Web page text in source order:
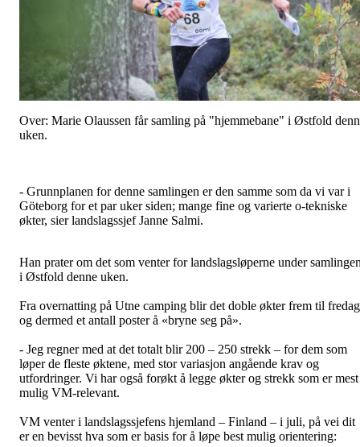
Over: Marie Olaussen får samling på "hjemmebane" i Østfold
uken.
- Grunnplanen for denne samlingen er den samme som da vi var i
Göteborg for et par uker siden; mange fine og varierte o-tekniske
økter, sier landslagssjef Janne Salmi.
Han prater om det som venter for landslagsløperne under
i Østfold denne uken.
Fra overnatting på Utne camping blir det doble økter frem til
og dermed et antall poster å «bryne seg på».
- Jeg regner med at det totalt blir 200 – 250 strekk – for dem som
løper de fleste øktene, med stor variasjon angående krav og
utfordringer. Vi har også forøkt å legge økter og strekk som er mest
mulig VM-relevant.
VM venter i landslagssjefens hjemland – Finland – i juli, på vei dit
er en bevisst hva som er basis for å løpe best mulig orientering: